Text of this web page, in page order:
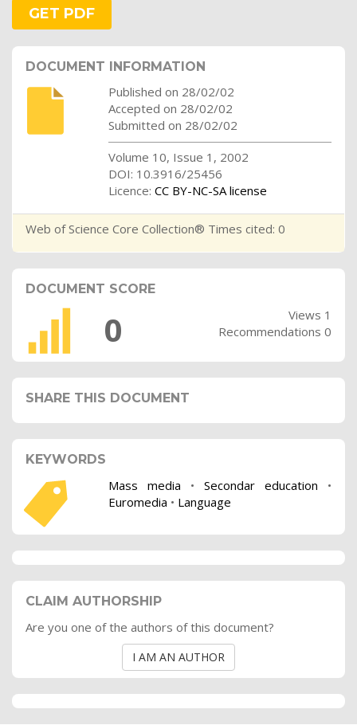
GET PDF
DOCUMENT INFORMATION
Published on 28/02/02
Accepted on 28/02/02
Submitted on 28/02/02
Volume 10, Issue 1, 2002
DOI: 10.3916/25456
Licence: CC BY-NC-SA license
Web of Science Core Collection® Times cited: 0
DOCUMENT SCORE
0
Views 1
Recommendations 0
SHARE THIS DOCUMENT
KEYWORDS
Mass media • Secondar education •
Euromedia • Language
CLAIM AUTHORSHIP
Are you one of the authors of this document?
I AM AN AUTHOR